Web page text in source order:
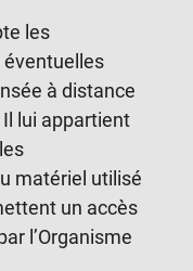
les
éventuelles
à distance
lui appartient
matériel utilisé
un accès
l’Organisme